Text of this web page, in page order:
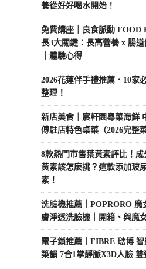
養從好好喝水開始！
免費講座｜良食脈動 FOOD
長3大關鍵：長高營養 x 腸
｜體驗心得
2026花蓮伴手禮推薦．10家
整理！
新店美食｜宸軒園粵菜海鮮
傅駐店特色桌菜（2026完整菜
8款熱門市售葉黃素評比！
黃素該怎麼挑？這款添加玻
素！
洗臉機推薦｜POPRORO
膚淨透洗臉機｜開箱、與魔
電子鎖推薦｜FIBRE 琺博
築韻 7合1掌靜脈X3D人臉